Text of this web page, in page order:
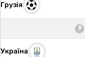
Грузія
Україна